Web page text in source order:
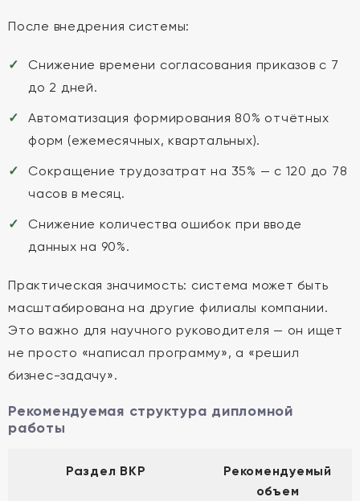
После внедрения системы:
Снижение времени согласования приказов с 7
до 2 дней.
Автоматизация формирования 80% отчётных
форм (ежемесячных, квартальных).
Сокращение трудозатрат на 35% — с 120 до 78
часов в месяц.
Снижение количества ошибок при вводе
данных на 90%.
Практическая значимость: система может быть
масштабирована на другие филиалы компании.
Это важно для научного руководителя — он ищет
не просто «написал программу», а «решил
бизнес-задачу».
Рекомендуемая структура дипломной
работы
Раздел ВКР
Рекомендуемый
объем